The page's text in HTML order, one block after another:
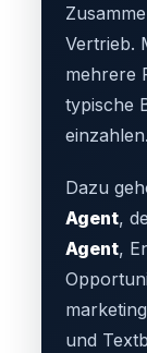
Vertrieb.
mehrere
typische
einzahlen.
Dazu
Agent,
Agent,
und